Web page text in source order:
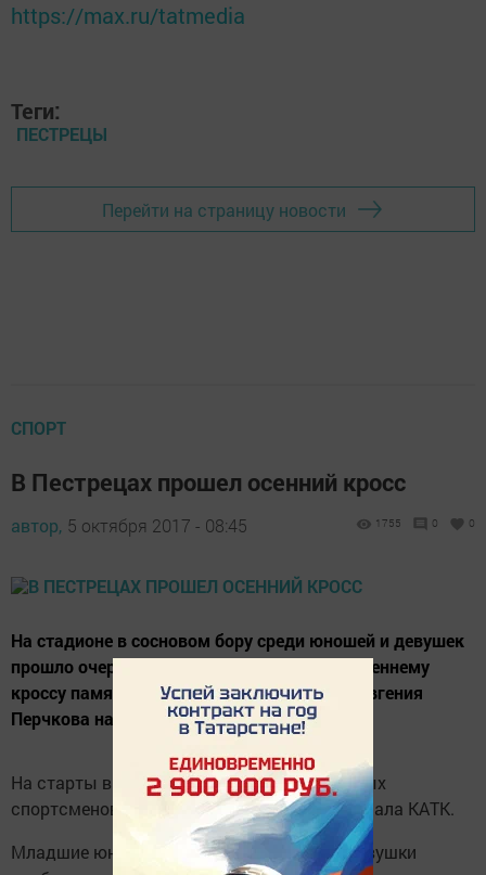
https://max.ru/tatmedia
Теги:
ПЕСТРЕЦЫ
Перейти на страницу новости
СПОРТ
В Пестрецах прошел осенний кросс
автор, 5 октября 2017 - 08:45 1755 0 0
На стадионе в сосновом бору среди юношей и девушек
прошло очередное первенство района по осеннему
кроссу памяти воина-интернационалиста Евгения
Перчкова на призы КДЮСШ.
На старты выходили более пятидесяти юных
спортсменов из девяти школ района и филиала КАТК.
Младшие юноши (до десятого класса) и девушки